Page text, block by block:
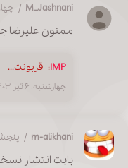
M_Jashnani
/
ممنون علیرضا
IMP
: قربونت...
چهارشنبه، ۶ تیر ۱۴۰۳
m-alikhani / پنجشنبه، ۲۴
بابت انتشار